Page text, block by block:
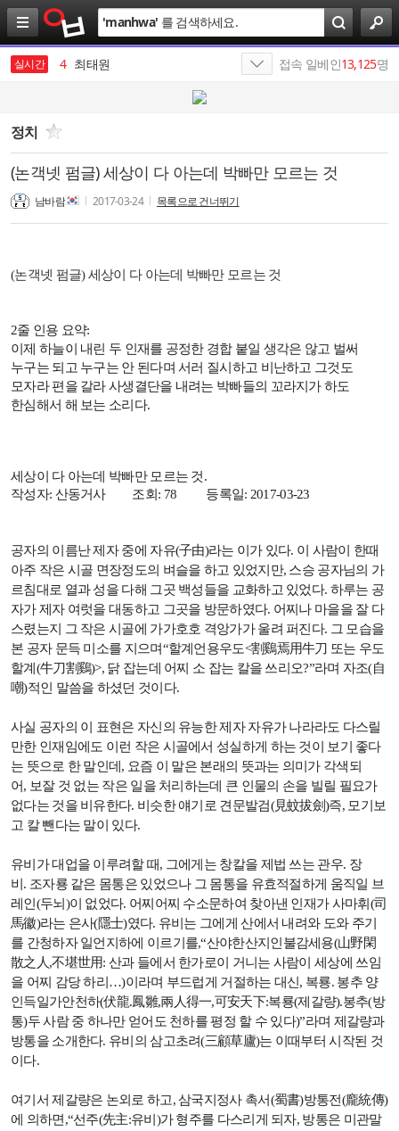
검
색
'manhwa' 를 검색하세요.
실시간
3 야동
4 최태원
6
7 반도체
8 올리브영
9 엔비디아
접속 일베인13,125명
정치
(논객넷 펌글) 세상이 다 아는데 박빠만 모르는 것
남바람 2017-03-24 목록으로 건너뛰기
(논객넷 펌글) 세상이 다 아는데 박빠만 모르는 것
2줄 인용 요약:
이제 하늘이 내린 두 인재를 공정한 경합 붙일 생각은 않고 벌써
누구는 되고 누구는 안 된다며 서러 질시하고 비난하고 그것도
모자라 편을 갈라 사생결단을 내려는 박빠들의 꼬라지가 하도
한심해서 해 보는 소리다.
세상이 다 아는데 박빠만 모르는 것.
작성자: 산동거사 조회 : 78 등록일: 2017-03-23
공자의 이름난 제자 중에 자유(子由)라는 이가 있다. 이 사람이 한때
아주 작은 시골 면장정도의 벼슬을 하고 있었지만, 스승 공자님의 가
르침대로 열과 성을 다해 그곳 백성들을 교화하고 있었다. 하루는 공
자가 제자 여럿을 대동하고 그곳을 방문하였다. 어찌나 마을을 잘 다
스렸는지 그 작은 시골에 가가호호 격앙가가 울려 퍼진다. 그 모습을
본 공자 문득 미소를 지으며“할계언용우도<割鷄焉用牛刀 또는 우도
할계 (牛刀割鷄)>, 닭 잡는데 어찌 소 잡는 칼을 쓰리오?”라며 자조(自
嘲)적인 말씀을 하셨던 것이다.
사실 공자의 이 표현은 자신의 유능한 제자 자유가 나라라도 다스릴
만한 인재임에도 이런 작은 시골에서 성실하게 하는 것이 보기 좋다
는 뜻으로 한 말인데 , 요즘 이 말은 본래의 뜻과는 의미가 각색되
어, 보잘 것 없는 작은 일을 처리하는데 큰 인물의 손을 빌릴 필요가
없다는 것을 비유한다. 비슷한 얘기로 견문발검(見蚊拔劍)즉, 모기보
고 칼 뺀다는 말이 있다.
유비가 대업을 이루려할 때, 그에게는 창칼을 제법 쓰는 관우. 장
비 . 조자룡 같은 몸통은 있었으나 그 몸통을 유효적절하게 움직일 브
레인 (두뇌 )이 없었다. 어찌어찌 수소문하여 찾아낸 인재가 사마휘 (司
馬徽)라는 은사(隱士)였다. 유비는 그에게 산에서 내려와 도와 주기
를 간청하자 일언지하에 이르기를,“산야한산지인불감세용(山野閑
散之人,不堪世用: 산과 들에서 한가로이 거니는 사람이 세상에 쓰임
을 어찌 감당 하리 …)이라며 부드럽게 거절하는 대신 , 복룡. 봉추 양
인득일가안천하(伏龍.鳳雛,兩人得一,可安天下:복룡(제갈량).봉추(방
통)두 사람 중 하나만 얻어도 천하를 평정 할 수 있다)”라며 제갈량과
방통을 소개한다. 유비의 삼고초려(三顧草廬)는 이때부터 시작된 것
이다.
여기서 제갈량은 논외로 하고, 삼국지정사 촉서(蜀書)방통전(龐統傳)
에 의하면 ,“선주(先主:유비 )가 형주를 다스리게 되자, 방통은 미관말